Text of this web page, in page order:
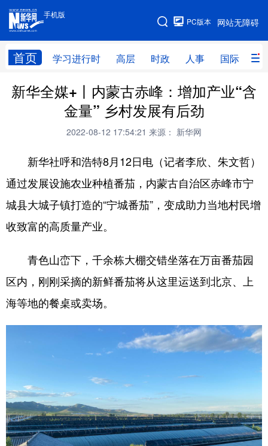
手机版
网站无障碍
PC版本
首页 学习进行时 高层 时政 人事 国际 财
手机版
网站地图
学习进行时 高层 时政 人事
财经 网评
全球连线
科技 科创 量子 体育
文化 书画 健康 军事
食品 人居 信息化 数字经济
学术中国 乡村振兴 溯源中国
时尚 悦读
文化产业
地方频道
新华全媒+丨内蒙古赤峰：增加产业“含
金量” 乡村发展有后劲
2022-08-12 17:54:21 来源： 新华网
新华社呼和浩特8月12日电（记者李欣、朱文哲）
通过发展设施农业种植番茄，内蒙古自治区赤峰市宁
城县大城子镇打造的“宁城番茄”，变成助力当地村民增
收致富的高质量产业。
青色山峦下，千余栋大棚交错坐落在万亩番茄园
区内，刚刚采摘的新鲜番茄将从这里运送到北京、上
海等地的餐桌或卖场。